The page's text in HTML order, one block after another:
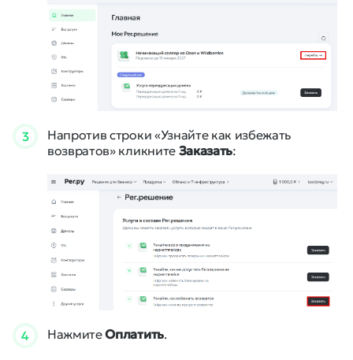
3
Напротив строки «Узнайте как избежать
возвратов» кликните Заказать:
4 НажмитеОплатить.